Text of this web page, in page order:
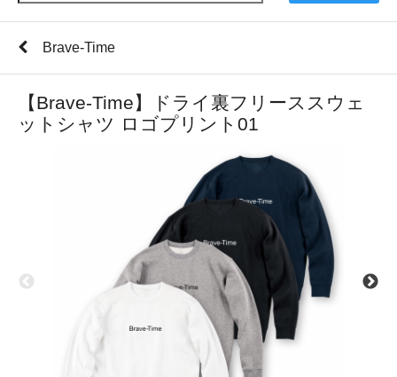
Brave-Time
【Brave-Time】ドライ裏フリーススウェ
ットシャツ ロゴプリント01